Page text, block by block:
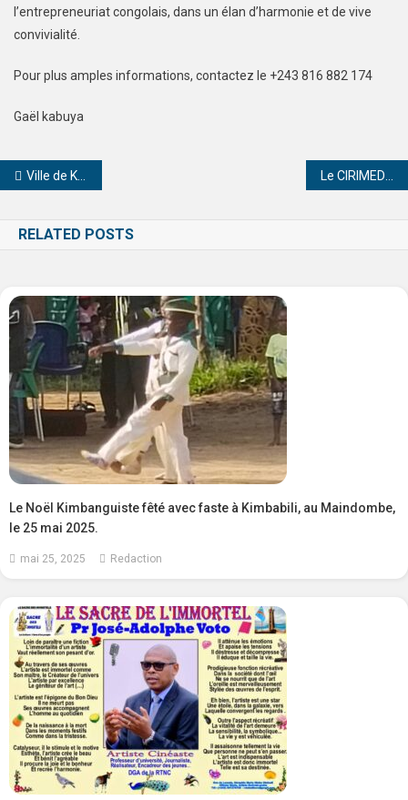
l’entrepreneuriat congolais, dans un élan d’harmonie et de vive
convivialité.
Pour plus amples informations, contactez le +243 816 882 174
Gaël kabuya
Ville de Kinshasa : Gestion calamiteuse des aires de jeu pour enfants.
RELATED POSTS
Le Noël Kimbanguiste fêté avec faste à Kimbabili, au Maindombe,
le 25 mai 2025.
mai 25, 2025 Redaction